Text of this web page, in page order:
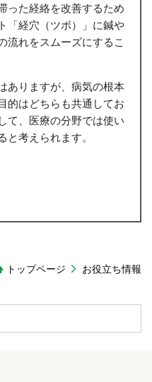
った経絡を改善するため
「経穴（ツボ）」に鍼や
流れをスムーズにするこ
ありますが、病気の根本
的はどちらも共通してお
て、医療の分野では使い
考えられます。
トップページ お役立ち情報